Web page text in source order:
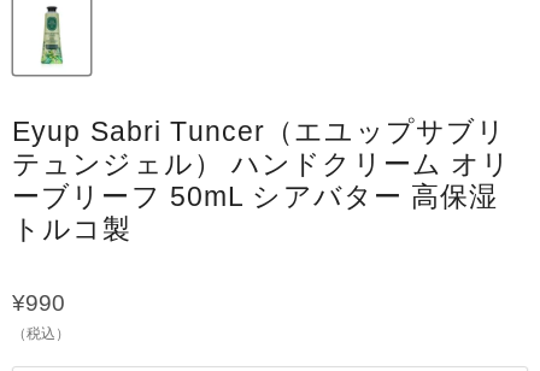
Eyup Sabri Tuncer（エユップサブリ
テュンジェル） ハンドクリーム オリ
ーブリーフ 50mL シアバター 高保湿
トルコ製
¥990
（税込）